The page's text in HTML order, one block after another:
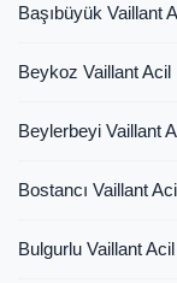
Başıbüyük Vaillant
Beykoz Vaillant
Beylerbeyi Vaillant
Bostancı Vaillant
Bulgurlu Vaillant